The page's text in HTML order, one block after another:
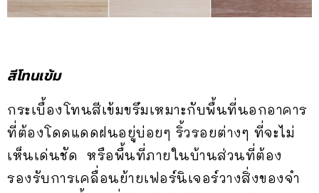
สีโทนเข้ม
กระเบื้องโทนสีเข้มขรึมเหมาะกับพื้นที่นอกอาคาร
ที่ต้องโดดแดดฝนอยู่บ่อยๆ ริ้วรอยต่างๆ ที่จะไม่
เห็นเด่นชัด หรือพื้นที่ภายในบ้านส่วนที่ต้อง
รองรับการเคลื่อนย้ายเฟอร์นิเจอร์วางสิ่งของจำ